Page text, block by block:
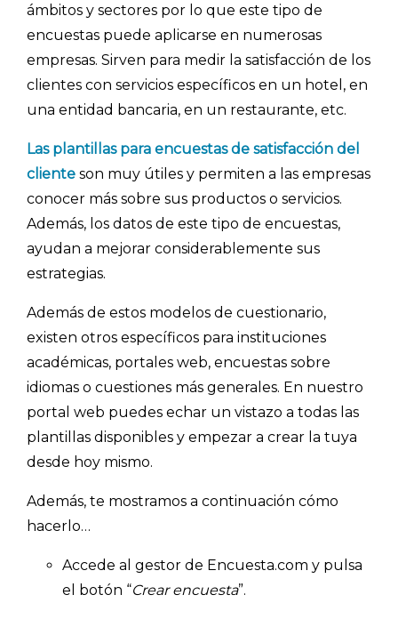
ámbitos y sectores por lo que este tipo de
encuestas puede aplicarse en numerosas
empresas. Sirven para medir la satisfacción de los
clientes con servicios específicos en un hotel, en
una entidad bancaria, en un restaurante, etc.
Las plantillas para encuestas de satisfacción del
cliente son muy útiles y permiten a las empresas
conocer más sobre sus productos o servicios.
Además, los datos de este tipo de encuestas,
ayudan a mejorar considerablemente sus
estrategias.
Además de estos modelos de cuestionario,
existen otros específicos para instituciones
académicas, portales web, encuestas sobre
idiomas o cuestiones más generales. En nuestro
portal web puedes echar un vistazo a todas las
plantillas disponibles y empezar a crear la tuya
desde hoy mismo.
Además, te mostramos a continuación cómo
hacerlo…
Accede al gestor de Encuesta.com y pulsa
el botón “Crear encuesta”.